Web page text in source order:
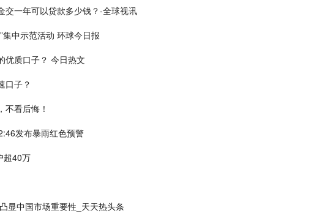
交一年可以贷款多少钱？-全球视讯
中示范活动 环球今日报
优质口子？ 今日热文
口子？
看后悔！
发布暴雨红色预警
超40万
显中国市场重要性_天天热头条